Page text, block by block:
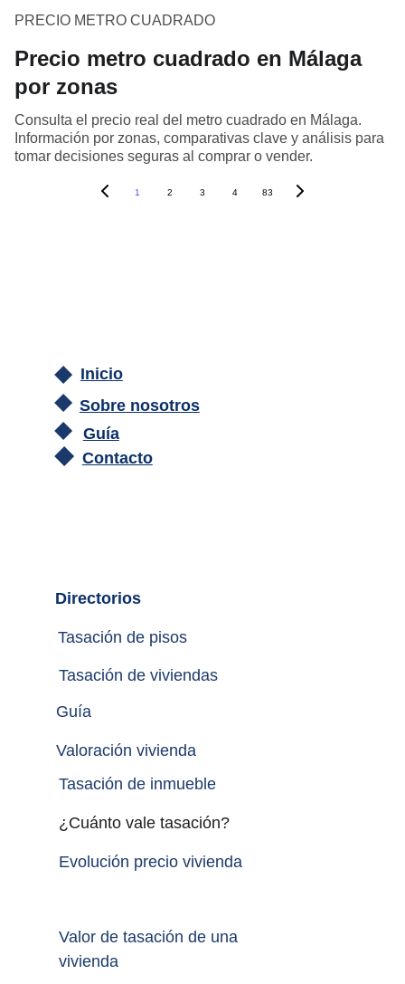
PRECIO METRO CUADRADO
Precio metro cuadrado en Málaga
por zonas
Consulta el precio real del metro cuadrado en Málaga.
Información por zonas, comparativas clave y análisis para
tomar decisiones seguras al comprar o vender.
1 2 3 4 83
Inicio
Guía
Contacto
Sobre nosotros
Directorios
Tasación de pisos
Tasación de viviendas
Guía
Valoración vivienda
Tasación de inmueble
Valor de tasación de una
vivienda
¿Cuánto vale tasación?
Evolución precio vivienda